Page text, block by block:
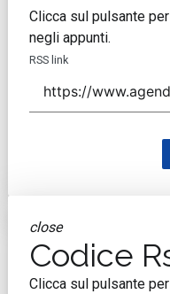
Clicca sul pulsante
negli appunti.
RSS link
close
Codice
Clicca sul pulsante